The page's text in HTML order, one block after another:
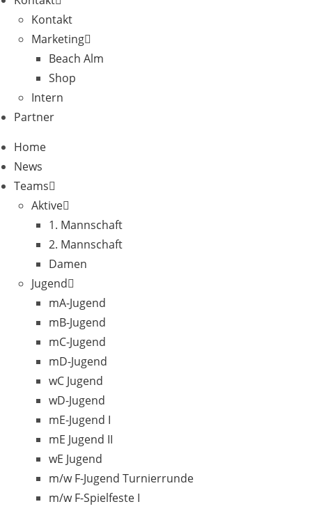
Kontakt
Marketing
Beach Alm
Shop
Intern
Partner
Home
News
Teams
Aktive
1. Mannschaft
2. Mannschaft
Damen
Jugend
mA-Jugend
mB-Jugend
mC-Jugend
mD-Jugend
wC Jugend
wD-Jugend
mE-Jugend I
mE Jugend II
wE Jugend
m/w F-Jugend Turnierrunde
m/w F-Spielfeste I